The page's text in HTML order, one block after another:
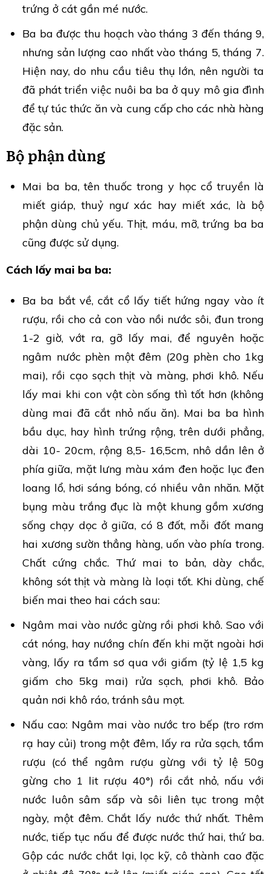
trứng ở cát gần mé nước.
Ba ba được thu hoạch vào tháng 3 đến tháng 9,
nhưng sản lượng cao nhất vào tháng 5, tháng 7.
Hiện nay, do nhu cầu tiêu thụ lớn, nên người ta
đã phát triển việc nuôi ba ba ở quy mô gia đình
để tự túc thức ăn và cung cấp cho các nhà hàng
đặc sản.
Bộ phận dùng
Mai ba ba, tên thuốc trong y học cổ truyền là
miết giáp, thuỷ ngư xác hay miết xác, là bộ
phận dùng chủ yếu. Thịt, máu, mỡ, trứng ba ba
cũng được sử dụng.
Cách lấy mai ba ba:
Ba ba bắt về, cắt cổ lấy tiết hứng ngay vào ít
rượu, rồi cho cả con vào nồi nước sôi, đun trong
1-2 giờ, vớt ra, gỡ lấy mai, để nguyên hoặc
ngâm nước phèn một đêm (20g phèn cho 1kg
mai), rồi cạo sạch thịt và màng, phơi khô. Nếu
lấy mai khi con vật còn sống thì tốt hơn (không
dùng mai đã cắt nhỏ nấu ăn). Mai ba ba hình
bầu dục, hay hình trứng rộng, trên dưới phẳng,
dài 10- 20cm, rộng 8,5- 16,5cm, nhô dần lên ở
phía giữa, mặt lưng màu xám đen hoặc lục đen
loang lổ, hơi sáng bóng, có nhiều vân nhăn. Mặt
bụng màu trắng đục là một khung gồm xương
sống chạy dọc ở giữa, có 8 đốt, mỗi đốt mang
hai xương sườn thẳng hàng, uốn vào phía trong.
Chất cứng chắc. Thứ mai to bản, dày chắc,
không sót thịt và màng là loại tốt. Khi dùng, chế
biến mai theo hai cách sau:
Ngâm mai vào nước gừng rồi phơi khô. Sao với
cát nóng, hay nướng chín đến khi mặt ngoài hơi
vàng, lấy ra tẩm sơ qua với giấm (tỷ lệ 1,5 kg
giấm cho 5kg mai) rửa sạch, phơi khô. Bảo
quản nơi khô ráo, tránh sâu mọt.
Nấu cao: Ngâm mai vào nước tro bếp (tro rơm
rạ hay củi) trong một đêm, lấy ra rửa sạch, tẩm
rượu (có thể ngâm rượu gừng với tỷ lệ 50g
gừng cho 1 lit rượu 40°) rồi cắt nhỏ, nấu với
nước luôn sâm sấp và sôi liên tục trong một
ngày, một đêm. Chắt lấy nước thứ nhất. Thêm
nước, tiếp tục nấu để được nước thứ hai, thứ ba.
Gộp các nước chắt lại, lọc kỹ, cô thành cao đặc